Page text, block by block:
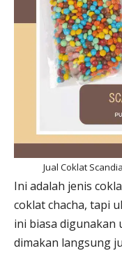
Jual Coklat
Ini adalah jenis
coklat chacha, tapi
ini biasa
dimakan langsung